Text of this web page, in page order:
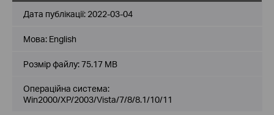
Дата публікації: 2022-03-04
Мова: English
Розмір файлу:75.17 MB
Операційна система:
Win2000/XP/2003/Vista/7/8/8.1/10/11